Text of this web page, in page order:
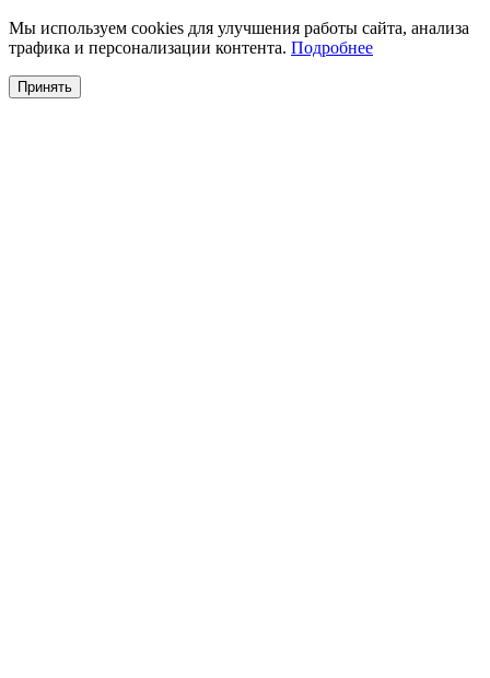
Мы используем cookies для улучшения работы сайта, анализа
трафика и персонализации контента. Подробнее
Принять